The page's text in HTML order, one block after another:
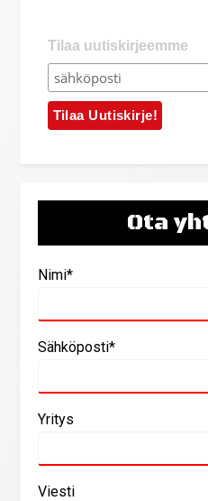
Tilaa uutiskirjeemme
Ota
Nimi*
Sähköposti*
Yritys
Viesti